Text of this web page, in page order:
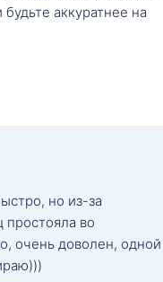
аккуратнее на
но из-за
простояла во
очень доволен, одной